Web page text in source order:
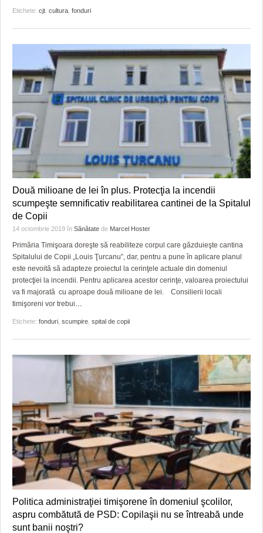
Etichete: cjt cultura fonduri
Două milioane de lei în plus. Protecţia la incendii
scumpeşte semnificativ reabilitarea cantinei de la Spitalul
de Copii
14 octombrie 2019 în Sănătate de Marcel Hoster
Primăria Timişoara doreşte să reabiliteze corpul care găzduieşte cantina
Spitalului de Copii „Louis Ţurcanu”, dar, pentru a pune în aplicare planul
este nevoită să adapteze proiectul la cerinţele actuale din domeniul
protecţiei la incendii. Pentru aplicarea acestor cerinţe, valoarea proiectului
va fi majorată cu aproape două milioane de lei. Consilierii locali
timişoreni vor trebui…
Etichete: fonduri scumpire spital de copii
Politica administraţiei timişorene în domeniul şcolilor,
aspru combătută de PSD: Copilaşii nu se întreabă unde
sunt banii noştri?